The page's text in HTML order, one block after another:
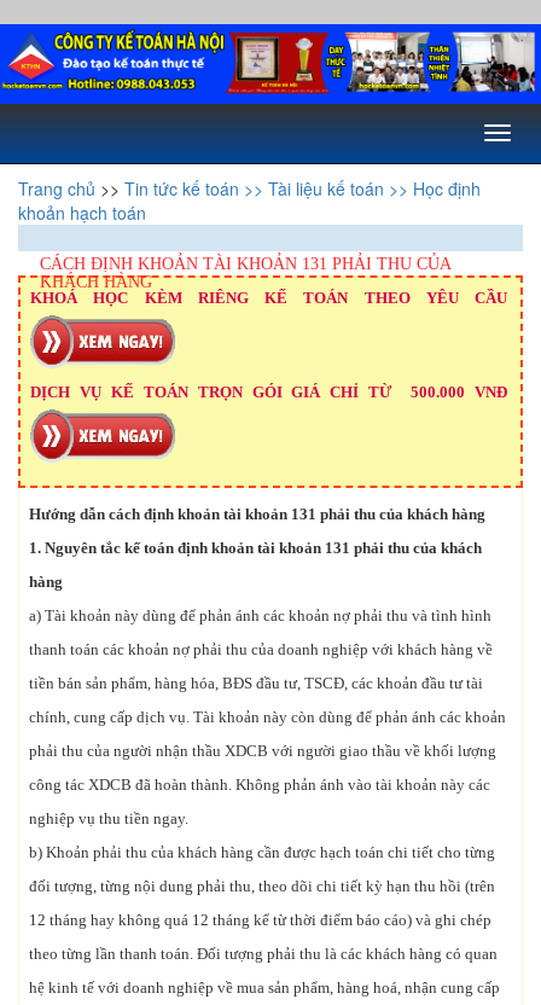
Toggle
Trang chủ >> Tin tức kế toán >> Tài liệu kế toán >> Học định
khoản hạch toán
CÁCH ĐỊNH KHOẢN TÀI KHOẢN 131 PHẢI THU CỦA
KHÁCH HÀNG
KHOÁ HỌC KÈM RIÊNG KẾ TOÁN THEO YÊU CẦU
DỊCH VỤ KẾ TOÁN TRỌN GÓI GIÁ CHỈ TỪ 500.000 VNĐ
Hướng dẫn cách định khoản tài khoản 131 phải thu của khách hàng
1. Nguyên tắc kế toán định khoản tài khoản 131 phải thu của khách
hàng
a) Tài khoản này dùng để phản ánh các khoản nợ phải thu và tình hình
thanh toán các khoản nợ phải thu của doanh nghiệp với khách hàng về
tiền bán sản phẩm, hàng hóa, BĐS đầu tư, TSCĐ, các khoản đầu tư tài
chính, cung cấp dịch vụ. Tài khoản này còn dùng để phản ánh các khoản
phải thu của người nhận thầu XDCB với người giao thầu về khối lượng
công tác XDCB đã hoàn thành. Không phản ánh vào tài khoản này các
nghiệp vụ thu tiền ngay.
b) Khoản phải thu của khách hàng cần được hạch toán chi tiết cho từng
đối tượng, từng nội dung phải thu, theo dõi chi tiết kỳ hạn thu hồi (trên
12 tháng hay không quá 12 tháng kể từ thời điểm báo cáo) và ghi chép
theo từng lần thanh toán. Đối tượng phải thu là các khách hàng có quan
hệ kinh tế với doanh nghiệp về mua sản phẩm, hàng hoá, nhận cung cấp